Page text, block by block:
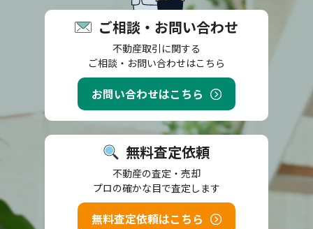
ご相談・お問い合わせ
不動産取引に関する
ご相談・お問い合わせはこちら
お問い合わせはこちら
無料査定依頼
不動産の査定・売却
プロの確かな目で査定します
無料査定依頼はこちら